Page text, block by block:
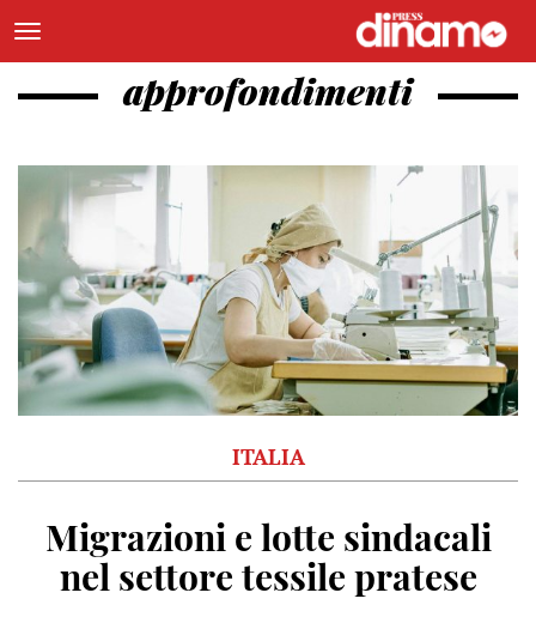
approfondimenti
ITALIA
Migrazioni e lotte sindacali
nel settore tessile pratese